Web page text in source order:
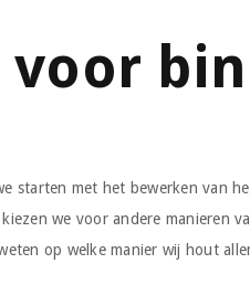
starten met het bewerken
we voor andere manieren
op welke manier wij hout